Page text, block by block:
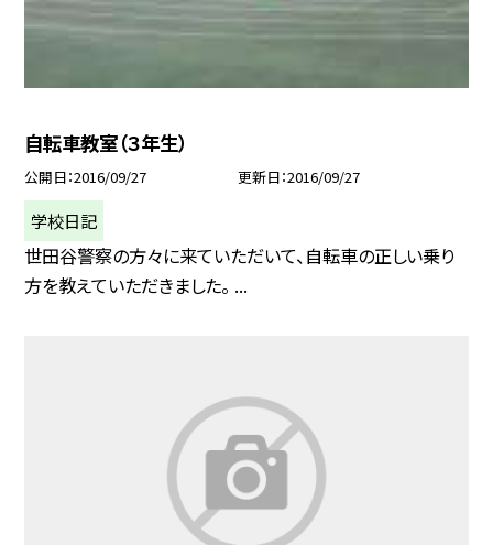
自転車教室（３年生）
公開日 2016/09/27 更新日 2016/09/27
学校日記
世田谷警察の方々に来ていただいて、自転車の正しい乗り
方を教えていただきました。 ...